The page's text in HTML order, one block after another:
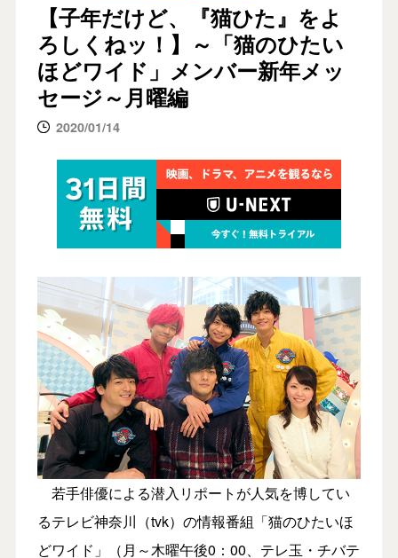
【子年だけど、『猫ひた』をよ
ろしくねッ！】～「猫のひたい
ほどワイド」メンバー新年メッ
セージ～月曜編
2020/01/14
若手俳優による潜入リポートが人気を博してい
るテレビ神奈川（tvk）の情報番組「猫のひたいほ
どワイド」（月～木曜午後0：00、テレ玉・チバテ